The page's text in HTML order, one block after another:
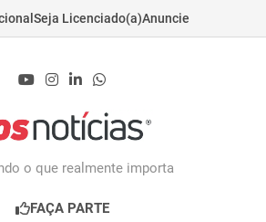
Seja Licenciado(a)Anuncie
o que realmente importa
FAÇA PARTE